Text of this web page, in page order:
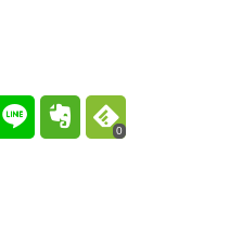
0